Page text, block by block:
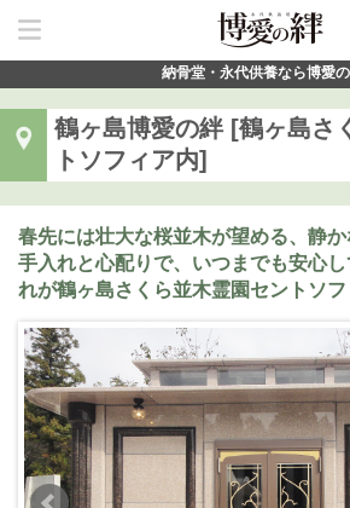
納骨堂・永代供養なら博愛
鶴ヶ島博愛の絆 [鶴ヶ島さ
トソフィア内]
春先には壮大な桜並木が望める、静
手入れと心配りで、いつまでも安心
れが鶴ヶ島さくら並木霊園セントソフ